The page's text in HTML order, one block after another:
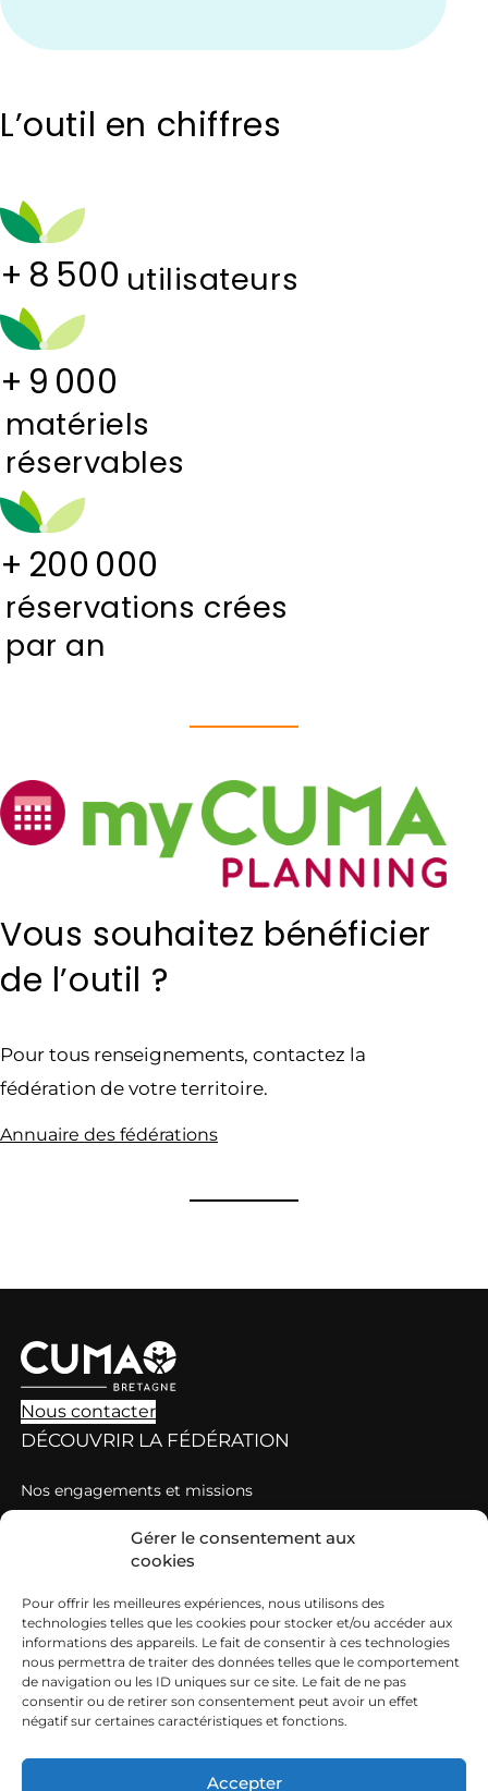
Gérer le consentement aux
cookies
Pour offrir les meilleures expériences, nous utilisons des
technologies telles que les cookies pour stocker et/ou accéder aux
informations des appareils. Le fait de consentir à ces technologies
nous permettra de traiter des données telles que le comportement
de navigation ou les ID uniques sur ce site. Le fait de ne pas
consentir ou de retirer son consentement peut avoir un effet
négatif sur certaines caractéristiques et fonctions.
Accepter
L’outil en chiffres
+ 8 500 utilisateurs
+ 9 000
matériels
réservables
+ 200 000
réservations crées
par an
Vous souhaitez bénéficier
de l’outil ?
Pour tous renseignements, contactez la
fédération de votre territoire.
Annuaire des fédérations
Nous contacter
DÉCOUVRIR LA FÉDÉRATION
Nos engagements et missions
Les chiffres clés des Cuma en Bretagne
DÉCOUVRIR LES CUMA
Comment rejoindre une Cuma ?
Les règles de fonctionnement d’une Cuma
CUMA ET EMPLOI
Des emplois très diversifiés dans les Cuma